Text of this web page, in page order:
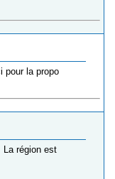
pour la propo
La région est